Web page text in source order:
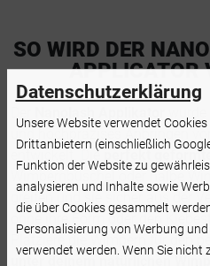
SO WIRD DER
APPLICATOR
und hochpräzises Anbringen
entwickelt. Die
perfekt
Wimpernbüschel oder halbe
greifen und sie sicher aus der
ohne ihre Form oder den
Platziere die Wimpern für den
unter deinem natürlichen
Datenschutzerklärung
Unsere Website verwendet
Drittanbietern (einschließlich
Funktion der Website zu
analysieren und Inhalte sowie
die über Cookies gesammelt
Personalisierung von Werbung
verwendet werden. Wenn Sie